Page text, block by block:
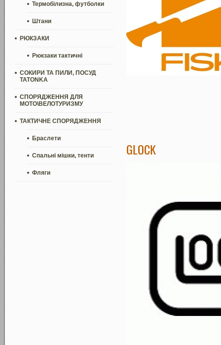
Термобілизна, футболки
Штани
РЮКЗАКИ
Рюкзаки тактичні
СОКИРИ ТА ПИЛИ, ПОСУД
TATONKA
СПОРЯДЖЕННЯ ДЛЯ
МОТО\ВЕЛОТУРИЗМУ
ТАКТИЧНЕ СПОРЯДЖЕННЯ
Браслети
Спальні мішки, тенти
Фляги
GLOCK